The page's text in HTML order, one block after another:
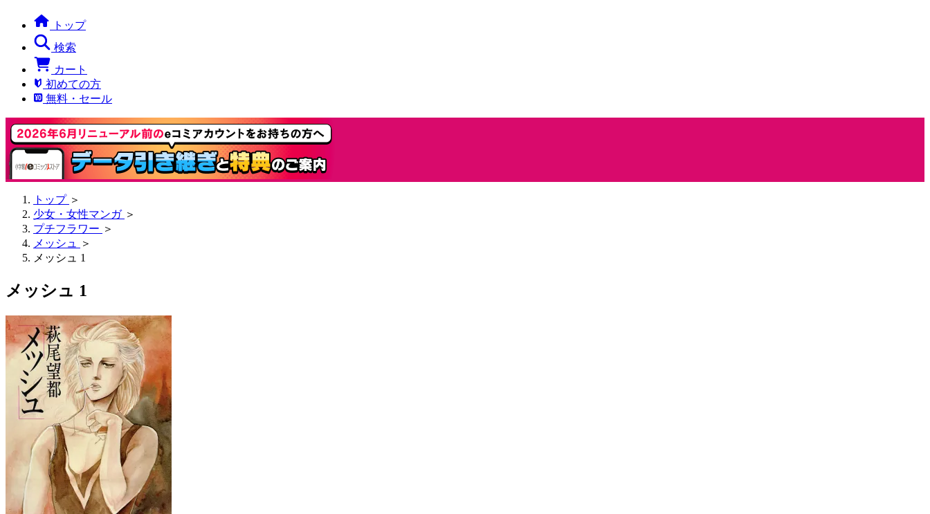
トップ
検索
カート
初めての方
無料・セール
トップ ＞
少女・女性マンガ ＞
プチフラワー ＞
メッシュ
＞
メッシュ 1
メッシュ 1